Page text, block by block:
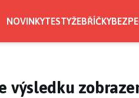
NOVINKYTESTYŽEBŘÍČKY
výsledku